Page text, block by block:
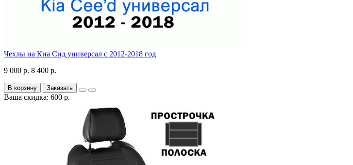
Чехлы на Киа Сид универсал с 2012-2018 год
9 000 р. 8 400 р.
В корзину Заказать
Ваша скидка: 600 р.